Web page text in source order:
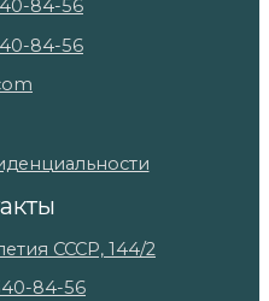
84-56
84-56
СССР, 144/2
84-56